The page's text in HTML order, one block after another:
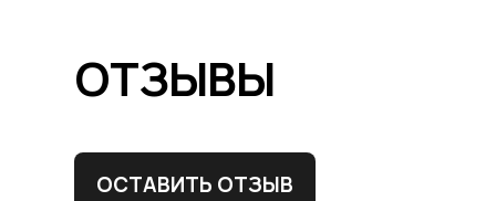
ОТЗЫВЫ
ОСТАВИТЬ ОТЗЫВ